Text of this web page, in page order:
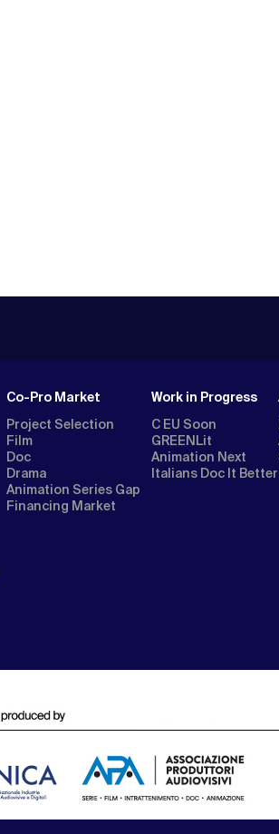
Co-Pro Market
Project Selection
Film
Doc
Drama
Animation Series Gap
Financing Market
Work in Progress
C EU Soon
GREENLit
Animation Next
Italians Doc It Better